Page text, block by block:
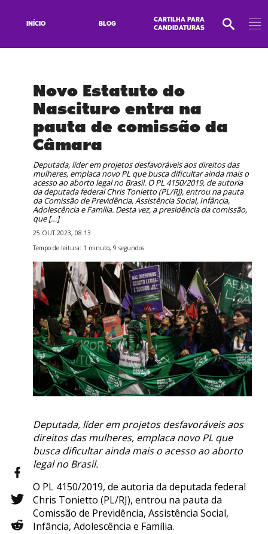
INÍCIO BLOG
CARTILHA PARA
CANDIDATURAS
Novo Estatuto do
Nascituro entra na
pauta de comissão da
Câmara
Deputada, líder em projetos desfavoráveis aos direitos das
mulheres, emplaca novo PL que busca dificultar ainda mais o
acesso ao aborto legal no Brasil. O PL 4150/2019, de autoria
da deputada federal Chris Tonietto (PL/RJ), entrou na pauta
da Comissão de Previdência, Assistência Social, Infância,
Adolescência e Família. Desta vez, a presidência da comissão,
que […]
25 OUT 2023, 08:13
Tempo de leitura: 1 minuto, 9 segundos
Deputada, líder em projetos desfavoráveis aos
direitos das mulheres, emplaca novo PL que
busca dificultar ainda mais o acesso ao aborto
legal no Brasil.
O PL 4150/2019, de autoria da deputada federal
Chris Tonietto (PL/RJ), entrou na pauta da
Comissão de Previdência, Assistência Social,
Infância, Adolescência e Família.